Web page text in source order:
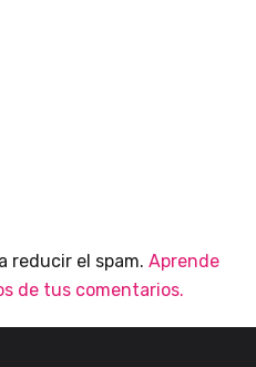
reducir el spam.Aprende
de tus comentarios.